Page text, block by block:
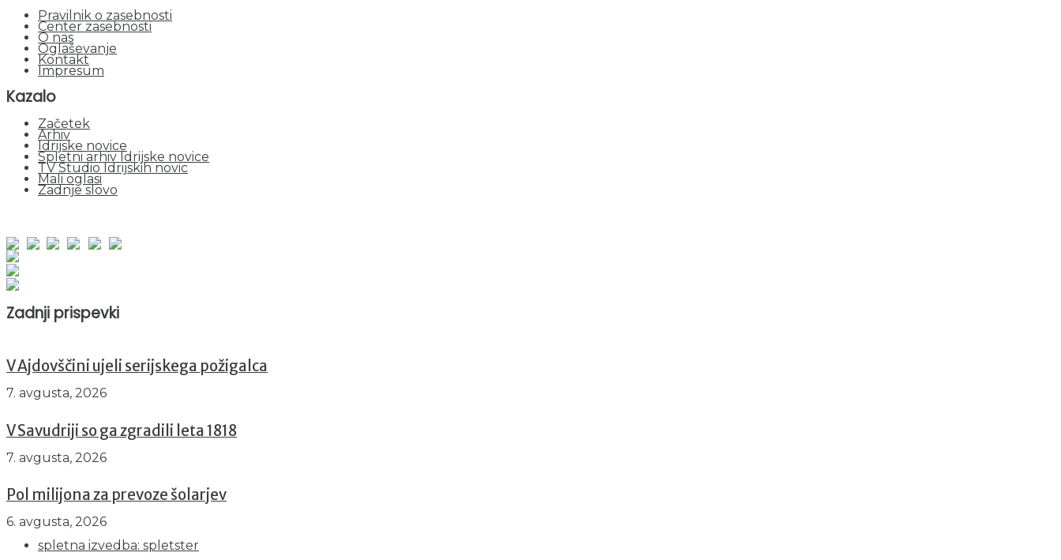
Pravilnik o zasebnosti
Center zasebnosti
O nas
Oglaševanje
Kontakt
Impresum
Kazalo
Začetek
Arhiv
Idrijske novice
Spletni arhiv Idrijske novice
TV Studio Idrijskih novic
Mali oglasi
Zadnje slovo
Zadnji prispevki
V Ajdovščini ujeli serijskega požigalca
7. avgusta, 2026
V Savudriji so ga zgradili leta 1818
7. avgusta, 2026
Pol milijona za prevoze šolarjev
6. avgusta, 2026
spletna izvedba: spletster